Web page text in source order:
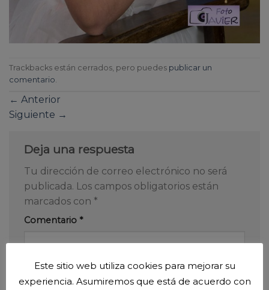
Trackbacks están cerrados, pero puedes publicar un
comentario.
← Anterior
Siguiente →
Deja una respuesta
Tu dirección de correo electrónico no será
publicada. Los campos obligatorios están
marcados con *
Comentario *
Este sitio web utiliza cookies para mejorar su
experiencia. Asumiremos que está de acuerdo con